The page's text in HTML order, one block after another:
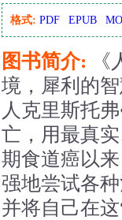
格式: PDF EPUB
图书简介: 《
境，犀利的
人克里斯托
亡，用最真
期食道癌以
强地尝试各
并将自己在